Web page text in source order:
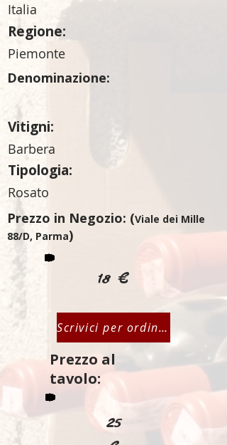
Italia
Regione:
Piemonte
Denominazione:
Vitigni:
Barbera
Tipologia:
Rosato
Prezzo in Negozio: (Viale dei Mille
88/D, Parma)
18 €
Scrivici per ordinare
Prezzo al
tavolo:
25